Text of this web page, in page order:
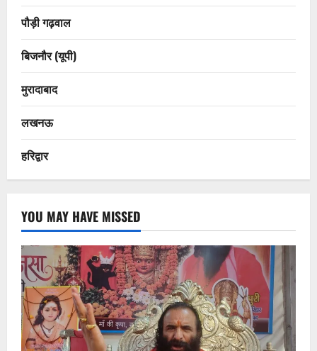
पौड़ी गढ़वाल
बिजनौर (यूपी)
मुरादाबाद
लखनऊ
हरिद्वार
YOU MAY HAVE MISSED